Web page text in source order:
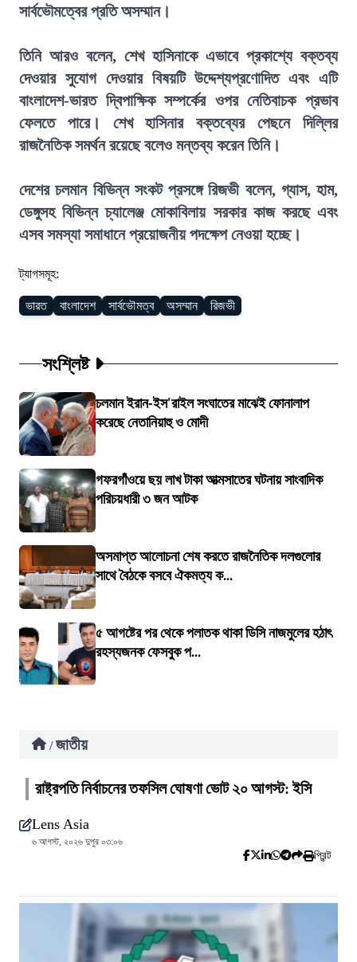
সার্বভৌমত্বের প্রতি অসম্মান।
তিনি আরও বলেন, শেখ হাসিনাকে এভাবে প্রকাশ্যে বক্তব্য
দেওয়ার সুযোগ দেওয়ার বিষয়টি উদ্দেশ্যপ্রণোদিত এবং এটি
বাংলাদেশ-ভারত দ্বিপাক্ষিক সম্পর্কের ওপর নেতিবাচক প্রভাব
ফেলতে পারে। শেখ হাসিনার বক্তব্যের পেছনে দিল্লির
রাজনৈতিক সমর্থন রয়েছে বলেও মন্তব্য করেন তিনি।
দেশের চলমান বিভিন্ন সংকট প্রসঙ্গে রিজভী বলেন, গ্যাস, হাম,
ডেঙ্গুসহ বিভিন্ন চ্যালেঞ্জ মোকাবিলায় সরকার কাজ করছে এবং
এসব সমস্যা সমাধানে প্রয়োজনীয় পদক্ষেপ নেওয়া হচ্ছে।
ট্যাগসমূহ:
ভারত বাংলাদেশ সার্বভৌমত্ব অসম্মান রিজভী
সংশ্লিষ্ট
চলমান ইরান-ইস'রাইল সংঘাতের মাঝেই ফোনালাপ
করেছে নেতানিয়াহু ও মোদী
গফরগাঁওয়ে ছয় লাখ টাকা আত্মসাতের ঘটনায় সাংবাদিক
পরিচয়ধারী ৩ জন আটক
অসমাপ্ত আলোচনা শেষ করতে রাজনৈতিক দলগুলোর
সাথে বৈঠকে বসবে ঐকমত্য ক...
৫ আগষ্টের পর থেকে পলাতক থাকা ডিসি নাজমুলের হঠাৎ
রহস্যজনক ফেসবুক প...
/ জাতীয়
রাষ্ট্রপতি নির্বাচনের তফসিল ঘোষণা ভোট ২০ আগস্ট: ইসি
Lens Asia
৬ আগস্ট, ২০২৬ দুপুর ০৩:০৬
প্রিন্ট